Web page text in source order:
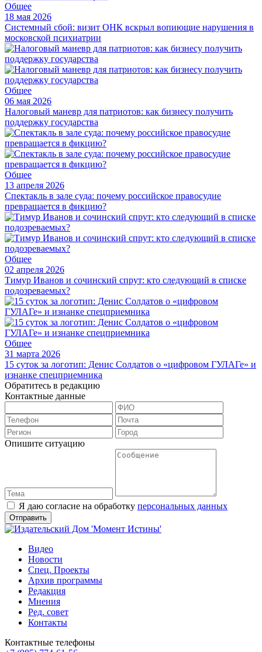
Общее
18 мая 2026
Системный сбой: визит ОНК вскрыл вопиющие нарушения в
московской психиатрии
Общее
06 мая 2026
Налоговый маневр для патриотов: как бизнесу получить
поддержку государства
Общее
13 апреля 2026
Спектакль в зале суда: почему российское правосудие
превращается в фикцию?
Общее
02 апреля 2026
Тимур Иванов и сочинский спрут: кто следующий в списке
подозреваемых?
Общее
31 марта 2026
15 суток за логотип: Денис Солдатов о «цифровом ГУЛАГе» и
изнанке спецприемника
Обратитесь в редакцию
Контактные данные
Опишите ситуацию
Я даю согласие на обработку персональных данных
Видео
Новости
Спец. Проекты
Архив программы
Редакция
Мнения
Ред. совет
Контакты
Контактные телефоны